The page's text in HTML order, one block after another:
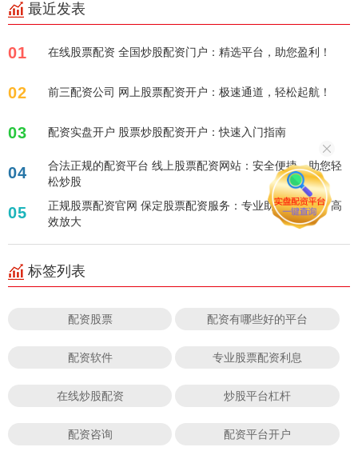
最近发表
01 在线股票配资 全国炒股配资门户：精选平台，助您盈利！
02 前三配资公司 网上股票配资开户：极速通道，轻松起航！
03 配资实盘开户 股票炒股配资开户：快速入门指南
04
合法正规的配资平台 线上股票配资网站：安全便捷，助您轻
松炒股
05
正规股票配资官网 保定股票配资服务：专业助力投资者，高
效放大
标签列表
配资股票 配资有哪些好的平台
配资软件 专业股票配资利息
在线炒股配资 炒股平台杠杆
配资咨询 配资平台开户